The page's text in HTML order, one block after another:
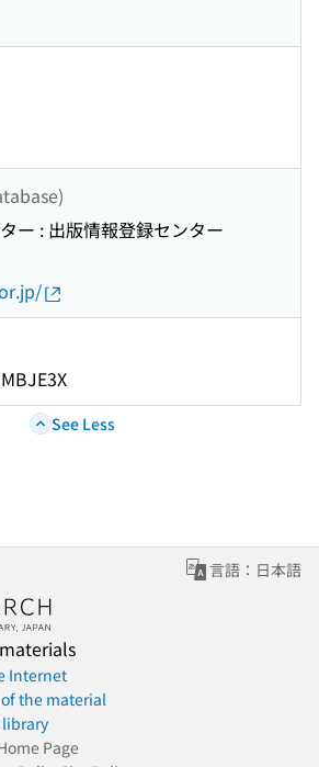
ー : 出版情報登録センター
See Less
言語：日本語
Internet
the material
Page